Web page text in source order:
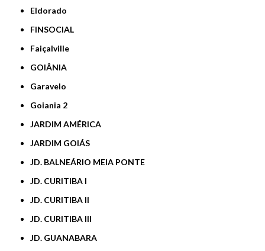
Eldorado
FINSOCIAL
Faiçalville
GOIÂNIA
Garavelo
Goiania 2
JARDIM AMÉRICA
JARDIM GOIÁS
JD. BALNEÁRIO MEIA PONTE
JD. CURITIBA I
JD. CURITIBA II
JD. CURITIBA III
JD. GUANABARA